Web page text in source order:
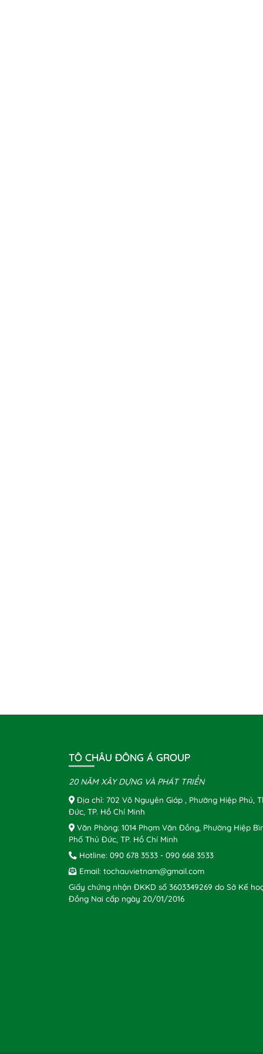
TÔ CHÂU ĐÔNG Á GROUP
20 NĂM XÂY DỰNG VÀ PHÁT TRIỂN
Địa chỉ: 702 Võ Nguyên Giáp , Phường Hiệp Phú,
Đức, TP. Hồ Chí Minh
Văn Phòng: 1014 Phạm Văn Đồng, Phường Hiệp
Phố Thủ Đức, TP. Hồ Chí Minh
Hotline: 090 678 3533 - 090 668 3533
Email: tochauvietnam@gmail.com
Giấy chứng nhận ĐKKD số 3603349269 do Sở Kế
Đồng Nai cấp ngày 20/01/2016